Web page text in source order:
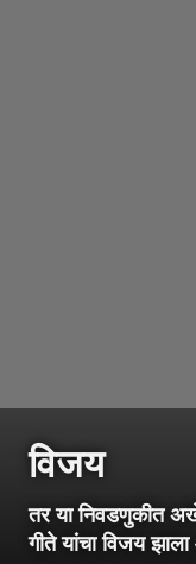
विजय
तर या निवडणुकीत
गीते यांचा विजय